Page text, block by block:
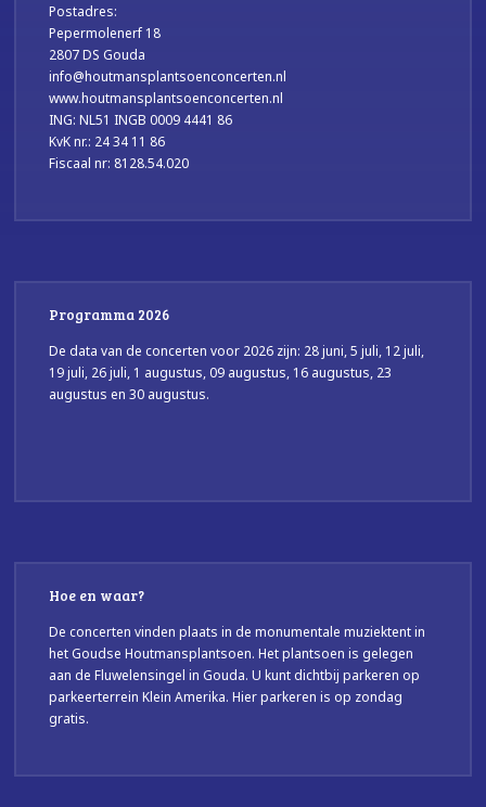
Postadres:
Pepermolenerf 18
2807 DS Gouda
info@houtmansplantsoenconcerten.nl
www.houtmansplantsoenconcerten.nl
ING: NL51 INGB 0009 4441 86
KvK nr.: 24 34 11 86
Fiscaal nr: 8128.54.020
Programma 2026
De data van de concerten voor 2026 zijn: 28 juni, 5 juli, 12 juli,
19 juli, 26 juli, 1 augustus, 09 augustus, 16 augustus, 23
augustus en 30 augustus.
Hoe en waar?
De concerten vinden plaats in de monumentale muziektent in
het Goudse Houtmansplantsoen. Het plantsoen is gelegen
aan de Fluwelensingel in Gouda. U kunt dichtbij parkeren op
parkeerterrein Klein Amerika. Hier parkeren is op zondag
gratis.